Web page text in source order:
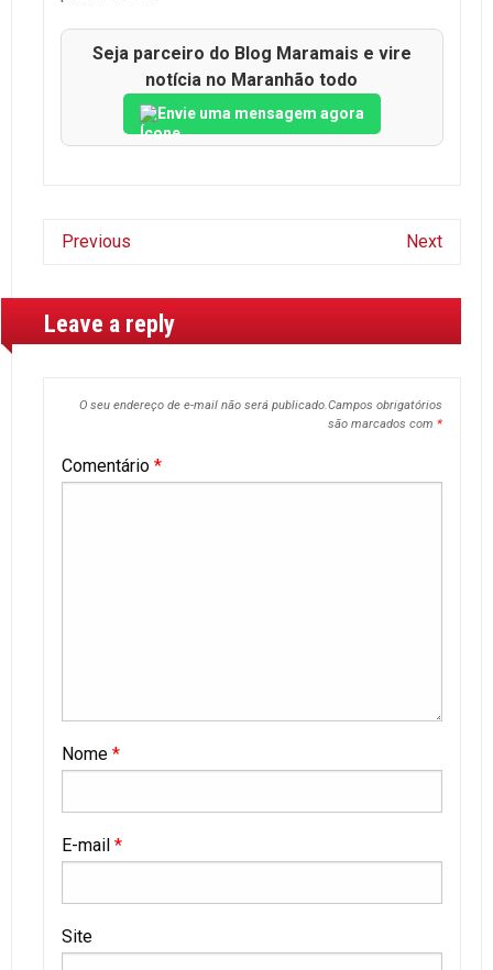
Seja parceiro do Blog Maramais e vire
notícia no Maranhão todo
Envie uma mensagem agora
Previous Next
Leave a reply
O seu endereço de e-mail não será publicado.Campos obrigatórios
são marcados com *
Comentário *
Nome *
E-mail *
Site